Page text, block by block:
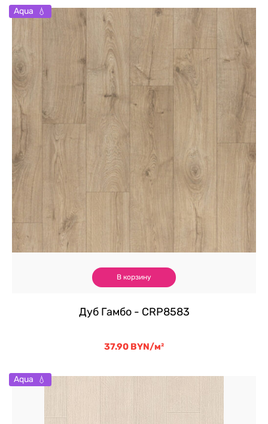
В корзину
Aqua
Дуб Гамбо - CRP8583
37.90 BYN/м²
Aqua